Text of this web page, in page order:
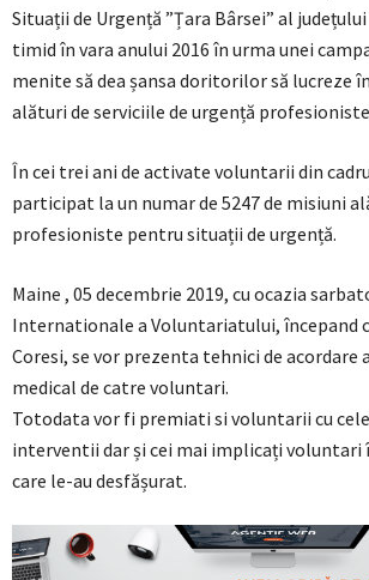
Situații de Urgență ”Țara Bârsei” al
timid în vara anului 2016 în urma unei
menite să dea șansa doritorilor să lucreze
alături de serviciile de urgență
În cei trei ani de activate voluntarii din
participat la un numar de 5247 de misiuni
profesioniste pentru situații de urgență.
Maine , 05 decembrie 2019, cu ocazia
Internationale a Voluntariatului, începand
Coresi, se vor prezenta tehnici de
medical de catre voluntari.
Totodata vor fi premiati si voluntarii cu
interventii dar și cei mai implicați voluntari
care le-au desfășurat.